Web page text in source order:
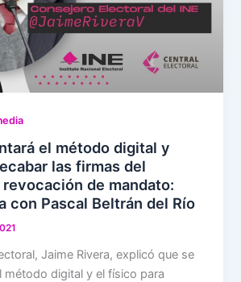
el método digital y
las firmas del
de mandato:
con Pascal Beltrán del Río
Jaime Rivera, explicó que se
método digital y el físico para